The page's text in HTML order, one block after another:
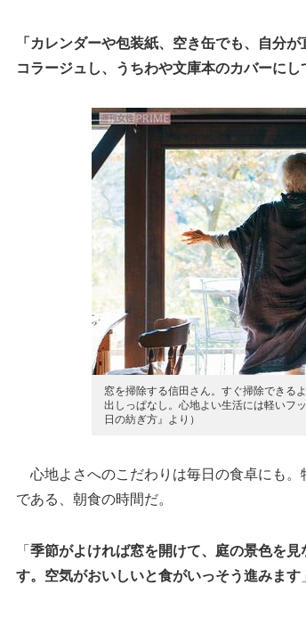
「カレンダーや包装紙、空き缶でも、自分
コラージュし、うちわや文庫本のカバーにし
窓を掃除する信田さん。すぐ掃除できる
出しっぱなし。心地よい生活には軽いフ
日の紡ぎ方』より）
心地よさへのこだわりは毎日の食卓にも。
である、朝食の時間だ。
「 季節がよければ窓を開けて、庭の景色を
す。空気がおいしいと食がいっそう進みます